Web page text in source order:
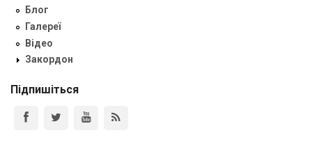
Блог
Галереї
Відео
Закордон
Підпишіться